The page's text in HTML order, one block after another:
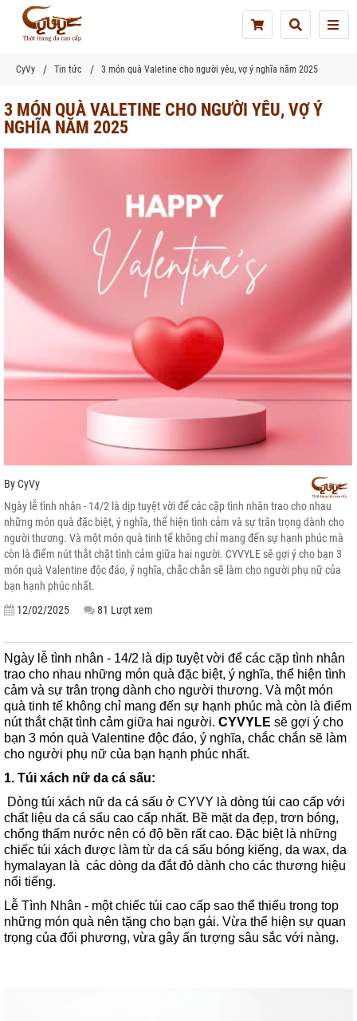
CyVy Tin tức 3 món quà Valetine cho người yêu, vợ ý nghĩa năm 2025
3 MÓN QUÀ VALETINE CHO NGƯỜI YÊU, VỢ Ý
NGHĨA NĂM 2025
ByCyVy
Ngày lễ tình nhân - 14/2 là dịp tuyệt vời để các cặp tình nhân trao cho nhau
những món quà đặc biệt, ý nghĩa, thể hiện tình cảm và sự trân trọng dành cho
người thương. Và một món quà tinh tế không chỉ mang đến sự hạnh phúc mà
còn là điểm nút thắt chặt tình cảm giữa hai người. CYVYLE sẽ gợi ý cho bạn 3
món quà Valentine độc đáo, ý nghĩa, chắc chắn sẽ làm cho người phụ nữ của
bạn hạnh phúc nhất.
12/02/2025
81 Lượt xem
Ngày lễ tình nhân - 14/2 là dịp tuyệt vời để các cặp tình nhân
trao cho nhau những món quà đặc biệt, ý nghĩa, thể hiện tình
cảm và sự trân trọng dành cho người thương. Và một món
quà tinh tế không chỉ mang đến sự hạnh phúc mà còn là điểm
nút thắt chặt tình cảm giữa hai người. CYVYLE sẽ gợi ý cho
bạn 3 món quà Valentine độc đáo, ý nghĩa, chắc chắn sẽ làm
cho người phụ nữ của bạn hạnh phúc nhất.
1. Túi xách nữ da cá sấu:
Dòng túi xách nữ da cá sấu ở CYVY là dòng túi cao cấp với
chất liệu da cá sấu cao cấp nhất. Bề mặt da đẹp, trơn bóng,
chống thấm nước nên có độ bền rất cao. Đặc biệt là những
chiếc túi xách được làm từ da cá sấu bóng kiếng, da wax, da
hymalayan là các dòng da đắt đỏ dành cho các thương hiệu
nổi tiếng.
Lễ Tình Nhân - một chiếc túi cao cấp sao thể thiếu trong top
những món quà nên tặng cho bạn gái. Vừa thể hiện sự quan
trọng của đối phương, vừa gây ấn tượng sâu sắc với nàng.